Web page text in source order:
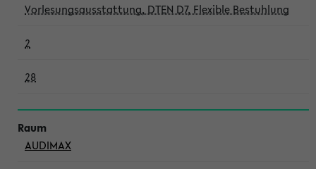
Vorlesungsausstattung, DTEN D7, Flexible Bestuhlung
2
28
AUDIMAX